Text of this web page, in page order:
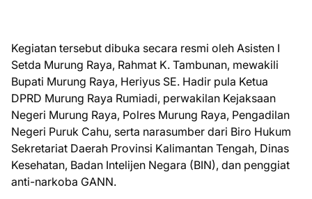
Kegiatan tersebut dibuka secara resmi oleh Asisten I
Setda Murung Raya, Rahmat K. Tambunan, mewakili
Bupati Murung Raya, Heriyus SE. Hadir pula Ketua
DPRD Murung Raya Rumiadi, perwakilan Kejaksaan
Negeri Murung Raya, Polres Murung Raya, Pengadilan
Negeri Puruk Cahu, serta narasumber dari Biro Hukum
Sekretariat Daerah Provinsi Kalimantan Tengah, Dinas
Kesehatan, Badan Intelijen Negara (BIN), dan penggiat
anti-narkoba GANN.